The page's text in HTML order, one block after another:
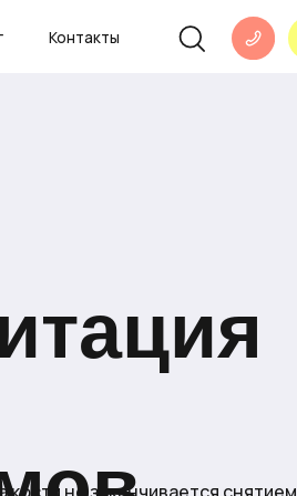
Записаться